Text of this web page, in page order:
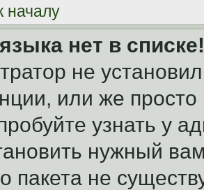
началу
нет в списке!
не
или же
узнать у
нужный
пакета не